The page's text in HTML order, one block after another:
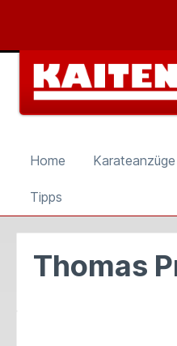
Zur
Home Karateanzüge
Tipps
Thomas